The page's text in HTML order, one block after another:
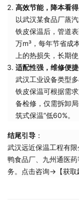
高效节能，降本看
以武汉某食品厂蒸
铁皮保温后，管道
万m³，每年节省成
上的热损失，长期
适配性强，维修便
武汉工业设备类型
铁皮保温可根据需
备检修，仅需拆卸
筑式保温”低60%。
结尾引导 ：
武汉远近保温工程有
鸭食品厂、九州通医
务。点击咨询→【获取